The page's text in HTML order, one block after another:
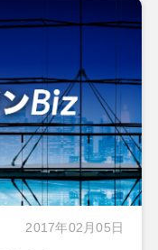
2017年02月05日